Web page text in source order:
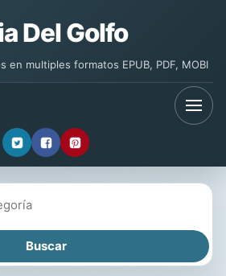
Del Golfo
en multiples formatos EPUB, PDF, MOBI